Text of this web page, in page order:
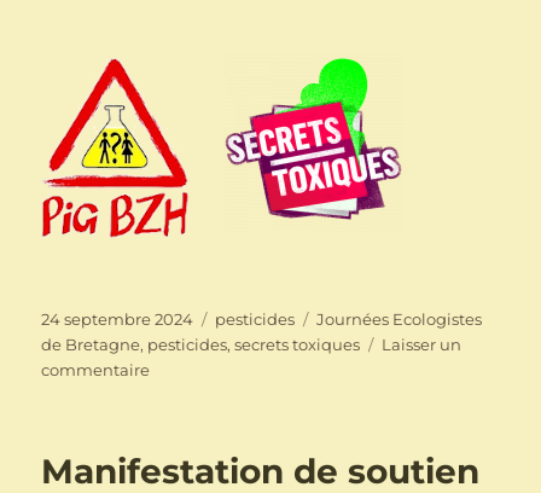
Publié
le
24 septembre 2024 Catégories
pesticides Étiquettes
Journées Ecologistes
de Bretagne, pesticides,secrets toxiques
Laisser un
commentairesur
BZH
Manifestation de soutien